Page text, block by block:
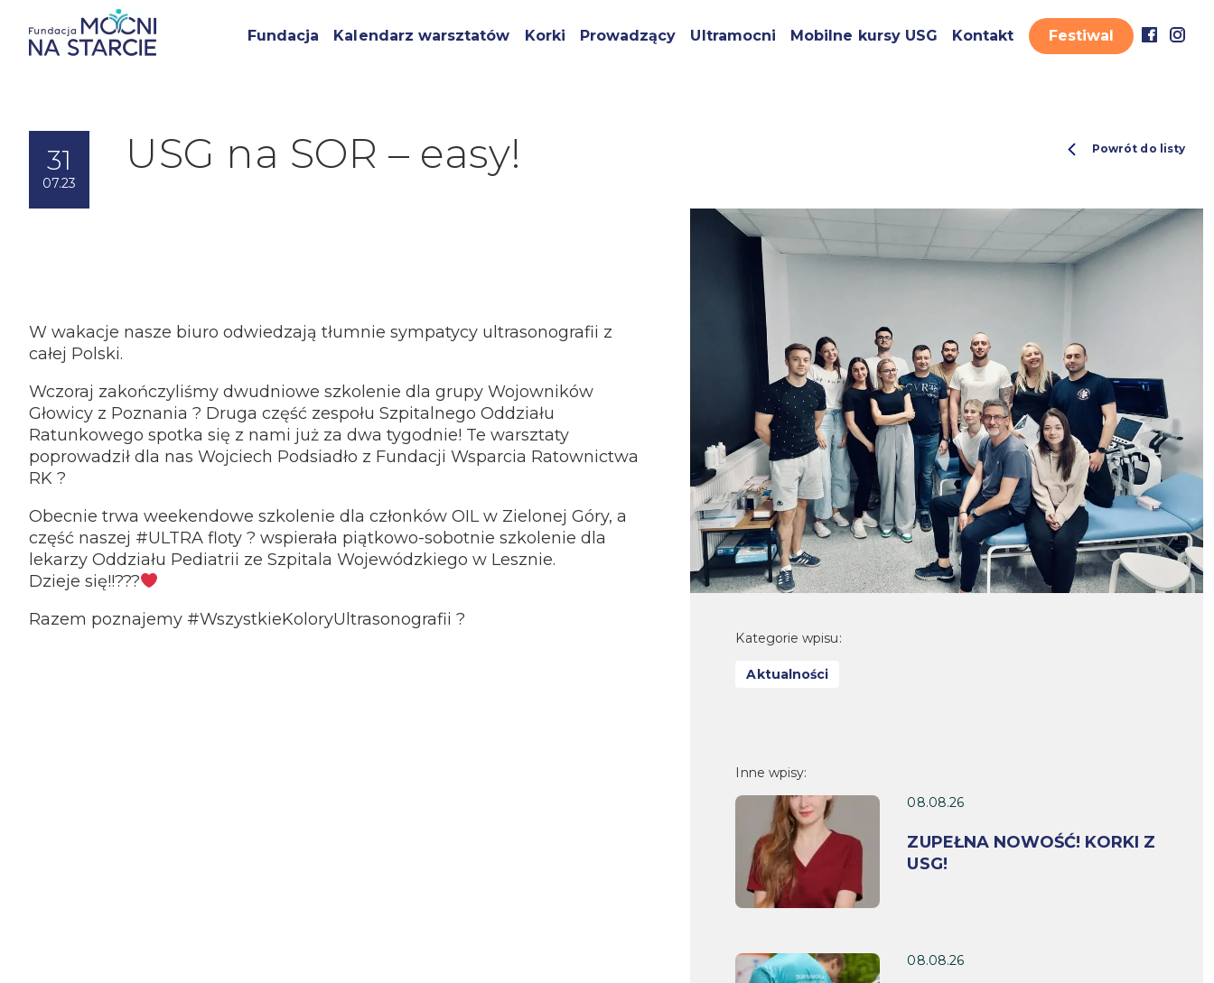
Fundacja Kalendarz warsztatów Korki Prowadzący Ultramocni Mobilne kursy USG Kontakt Festiwal
31
07.23
USG na SOR – easy! Powrót do listy
W wakacje nasze biuro odwiedzają tłumnie sympatycy ultrasonografii z
całej Polski.
Wczoraj zakończyliśmy dwudniowe szkolenie dla grupy Wojowników
Głowicy z Poznania ? Druga część zespołu Szpitalnego Oddziału
Ratunkowego spotka się z nami już za dwa tygodnie! Te warsztaty
poprowadził dla nas Wojciech Podsiadło z Fundacji Wsparcia Ratownictwa
RK ?
Obecnie trwa weekendowe szkolenie dla członków OIL w Zielonej Góry, a
część naszej #ULTRA floty ? wspierała piątkowo-sobotnie szkolenie dla
lekarzy Oddziału Pediatrii ze Szpitala Wojewódzkiego w Lesznie.
Dzieje się!!???
Razem poznajemy #WszystkieKoloryUltrasonografii ?️
Kategorie wpisu:
Aktualności
Inne wpisy:
08.08.26
ZUPEŁNA NOWOŚĆ! KORKI Z
USG!
08.08.26